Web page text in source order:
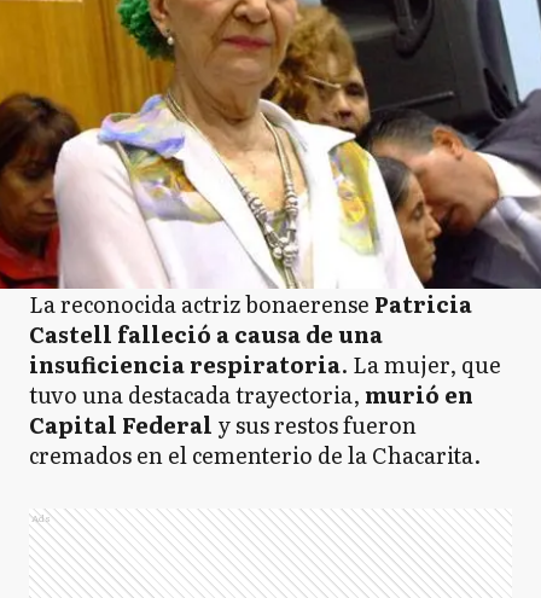
La reconocida actriz bonaerense Patricia
Castell falleció a causa de una
insuficiencia respiratoria. La mujer, que
tuvo una destacada trayectoria, murió en
Capital Federal y sus restos fueron
cremados en el cementerio de la Chacarita.
Ads